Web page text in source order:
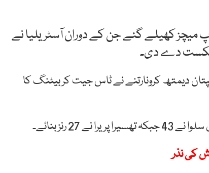
میں آج بھی دو وارم اپ میچز کھیلے گئے جن کے دوران آسٹریلیا نے
شکست دے دی۔
دیمتھ کرونارتنے نے ٹاس جیت کر بیٹنگ کا
کی نذر